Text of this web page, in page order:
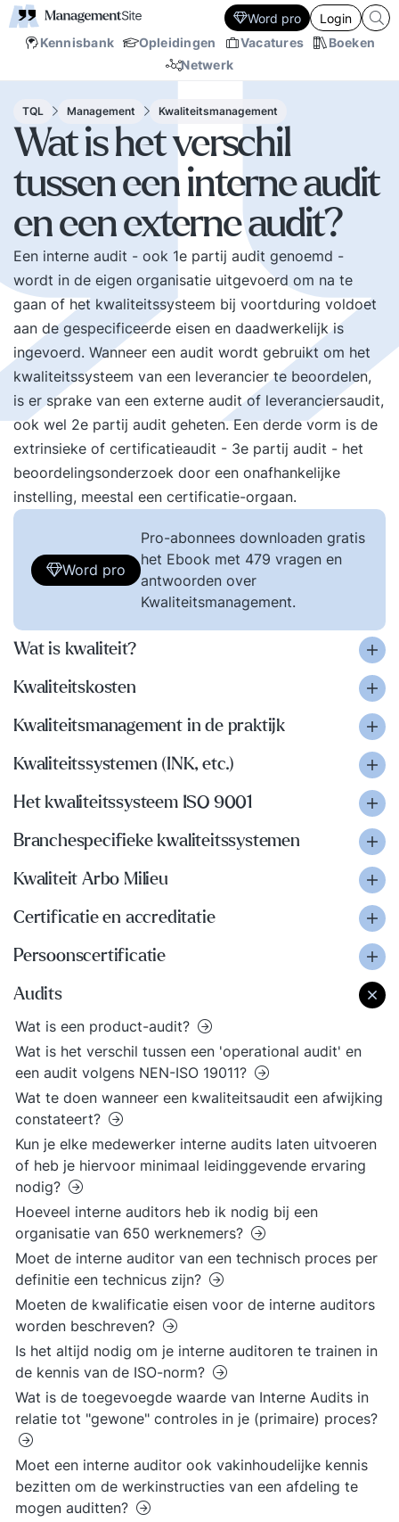
Kennisbank Opleidingen Vacatures
Boeken
Netwerk
Word pro Login
TQL Management Kwaliteitsmanagement
Wat is het verschil
tussen een interne audit
en een externe audit?
Een interne audit - ook 1e partij audit genoemd -
wordt in de eigen organisatie uitgevoerd om na te
gaan of het kwaliteitssysteem bij voortduring voldoet
aan de gespecificeerde eisen en daadwerkelijk is
ingevoerd. Wanneer een audit wordt gebruikt om het
kwaliteitssysteem van een leverancier te beoordelen,
is er sprake van een externe audit of leveranciersaudit,
ook wel 2e partij audit geheten. Een derde vorm is de
extrinsieke of certificatieaudit - 3e partij audit - het
beoordelingsonderzoek door een onafhankelijke
instelling, meestal een certificatie-orgaan.
Word pro
Pro-abonnees downloaden gratis
het Ebook met 479 vragen en
antwoorden over
Kwaliteitsmanagement.
Wat is kwaliteit?
Kwaliteitskosten
Kwaliteitsmanagement in de praktijk
Kwaliteitssystemen (INK, etc.)
Het kwaliteitssysteem ISO 9001
Branchespecifieke kwaliteitssystemen
Kwaliteit Arbo Milieu
Certificatie en accreditatie
Persoonscertificatie
Audits
Wat is een product-audit?
Wat is het verschil tussen een 'operational audit' en
een audit volgens NEN-ISO 19011?
Wat te doen wanneer een kwaliteitsaudit een afwijking
constateert?
Kun je elke medewerker interne audits laten uitvoeren
of heb je hiervoor minimaal leidinggevende ervaring
nodig?
Hoeveel interne auditors heb ik nodig bij een
organisatie van 650 werknemers?
Moet de interne auditor van een technisch proces per
definitie een technicus zijn?
Moeten de kwalificatie eisen voor de interne auditors
worden beschreven?
Is het altijd nodig om je interne auditoren te trainen in
de kennis van de ISO-norm?
Wat is de toegevoegde waarde van Interne Audits in
relatie tot "gewone" controles in je (primaire) proces?
Moet een interne auditor ook vakinhoudelijke kennis
bezitten om de werkinstructies van een afdeling te
mogen auditten?